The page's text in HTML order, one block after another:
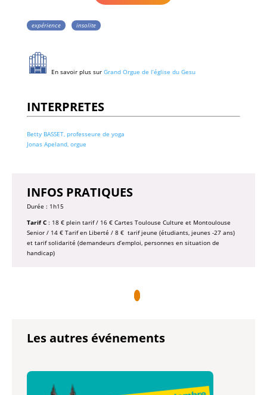
expérience insolite
En savoir plus sur Grand Orgue de l’église du Gesu
INTERPRETES
Betty BASSET, professeure de yoga
Jonas Apeland, orgue
INFOS PRATIQUES
Durée : 1h15
Tarif C : 18 € plein tarif / 16 € Cartes Toulouse Culture et Montoulouse
Senior / 14 € Tarif en Liberté / 8 € tarif jeune (étudiants, jeunes -27 ans)
et tarif solidarité (demandeurs d’emploi, personnes en situation de
handicap)
Les autres événements